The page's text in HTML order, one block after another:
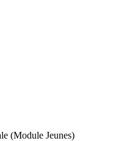
(Module Jeunes)